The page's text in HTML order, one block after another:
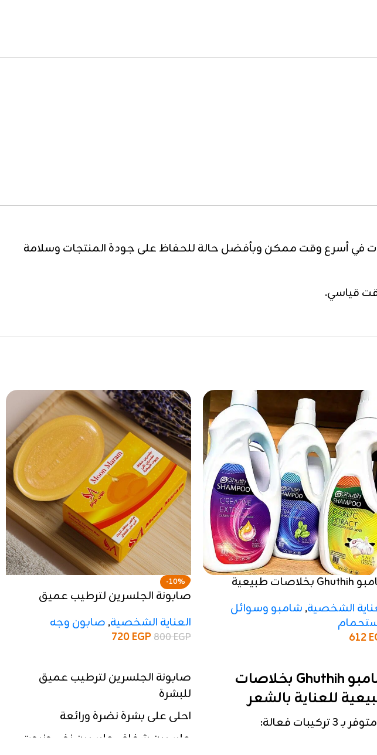
أسرع وقت ممكن وبأفضل حالة للحفاظ على جودة المنتجات وسلامة
قياسي.
شامبو Ghuthih بخلاصات طبيعية
الشخصية, شامبو وسوائل
612
شامبو Ghuthih بخلاصات
للعناية بالشعر
متوفر بـ 3 تركيبات فعالة:
-10%
صابونة الجلسرين لترطيب عميق
العناية الشخصية, صابون وجه
800EGP
720EGP
صابونة الجلسرين لترطيب عميق
للبشرة
احلى على بشرة نضرة ورائعة
جلسرين شفاف جلسرين نفی وزيوت